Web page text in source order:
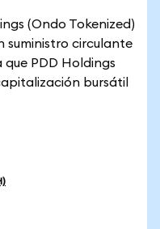
(Ondo Tokenized)
suministro circulante
que PDD Holdings
bursátil